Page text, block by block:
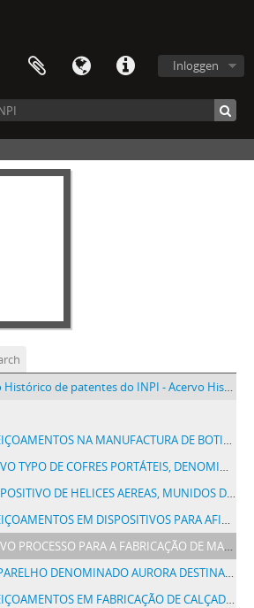
Inloggen
de patentes do INPI - Acervo Histórico de patentes do INPI
NA MANUFACTURA DE BOTINAS E SAPATOS
DE COFRES PORTÁTEIS, DENOMINADO ECONOMIA POPULAR
HELICES AEREAS, MUNIDOS DE PÁS COM INCIDENCIA E TORSÃO VARIAVEIS
EM DISPOSITIVOS PARA AFIAR LAMINAS DE NAVALHAS DE SEGURANÇA
PARA A FABRICAÇÃO DE MATERIAS CORANTES PRETAS CONTENDO ENXOFRE
OU AUGMENTAR GRADATIVAMENTE O BRILHO DE LAMPADAS ELECTRICAS AUTOMATICAMENTE POR MEIO DE UM CONJUNCTO MOVIDO A MOTOR ELECTRICO
EM FABRICAÇÃO DE CALÇADOS